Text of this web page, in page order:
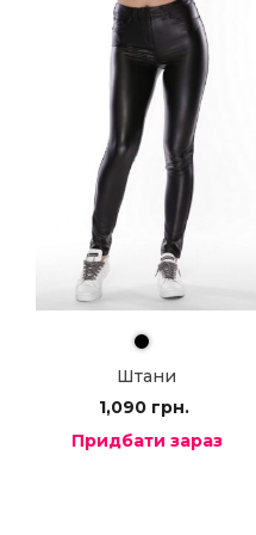
Штани
1,090 грн.
Придбати зараз